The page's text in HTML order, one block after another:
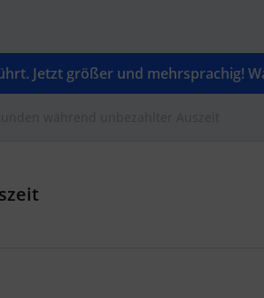
Jetzt größer und mehrsprachig!